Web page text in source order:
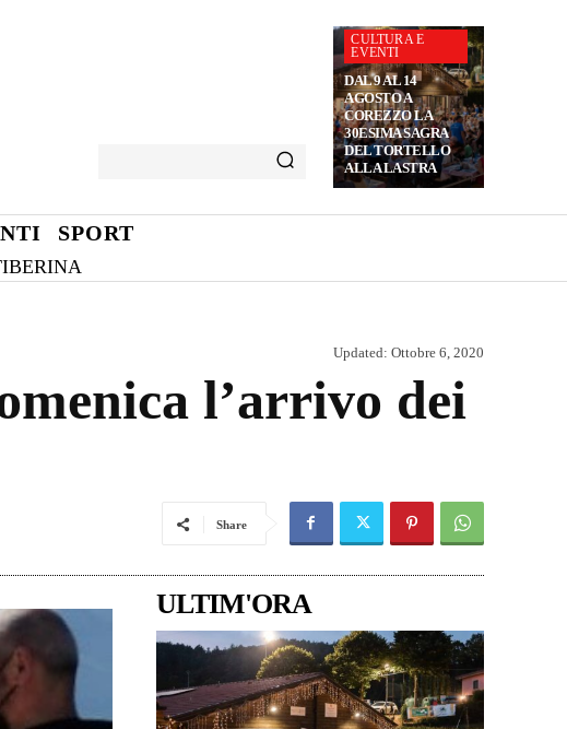
CULTURA E
EVENTI
DAL 9 AL 14
AGOSTO A
COREZZO LA
30ESIMA SAGRA
DEL TORTELLO
ALLA LASTRA
SPORT
Updated: Ottobre 6, 2020
l’arrivo dei
Share
ULTIM'ORA